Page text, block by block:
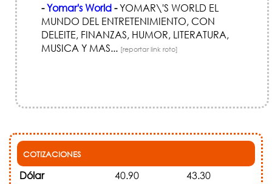
-Yomar's World-YOMAR\'S WORLD EL
MUNDO DEL ENTRETENIMIENTO, CON
DELEITE, FINANZAS, HUMOR, LITERATURA,
MUSICA Y MAS... [reportar link roto]
COTIZACIONES
Dólar 40.90
43.30